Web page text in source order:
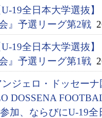
U-19全日本大学選抜
』予選リーグ第2戦
U-19全日本大学選抜
』予選リーグ第1戦
ンジェロ・ドッセー
DOSSENA
加、ならびにU-19